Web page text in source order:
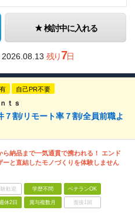
検討中に入れる
2026.08.13 残り7日
自己PR不要
ｔｓ
割/リモート率７割/全員前職よ
ら納品まで一気通貫で携われる！ エンド
ーと直結したモノづくりを体験しません
歓迎 学歴不問 ベテランOK
休2日 賞与複数月 面接1回